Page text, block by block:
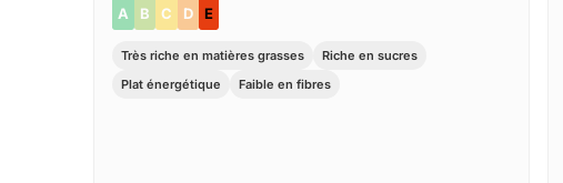
A B C D E
Très riche en matières grasses
Riche en sucres
Plat énergétique
Faible en fibres